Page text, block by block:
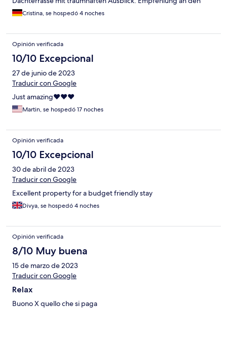
Besitzer: Duschvorhänge erneuern und für einen schönen
Raumduft im Treppenhaus sorgen. Sonst alles top! Vielen Dank!
Cristina, se hospedó 4 noches
Opinión verificada
10/10 Excepcional
27 de junio de 2023
Traducir con Google
Just amazing❤️❤️❤️
Martin, se hospedó 17 noches
Opinión verificada
10/10 Excepcional
30 de abril de 2023
Traducir con Google
Excellent property for a budget friendly stay
Divya, se hospedó 4 noches
Opinión verificada
8/10 Muy buena
15 de marzo de 2023
Traducir con Google
Relax
Buono X quello che si paga